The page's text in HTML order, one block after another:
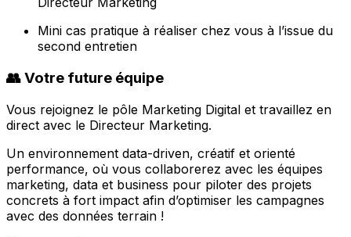
Mini cas pratique à réaliser chez vous à l’issue du
second entretien
👥 Votre future équipe
Vous rejoignez le pôle Marketing Digital et travaillez en
direct avec le Directeur Marketing.
Un environnement data-driven, créatif et orienté
performance, où vous collaborerez avec les équipes
marketing, data et business pour piloter des projets
concrets à fort impact afin d’optimiser les campagnes
avec des données terrain !